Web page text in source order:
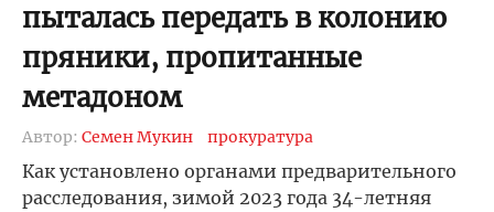
пыталась передать в колонию
пряники, пропитанные
метадоном
Автор: Семен Мукин прокуратура
Как установлено органами предварительного
расследования, зимой 2023 года 34-летняя